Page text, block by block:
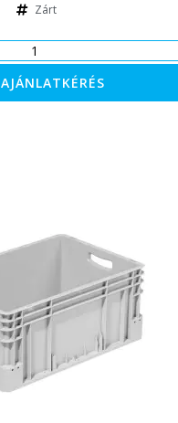
Zárt
AJÁNLATKÉRÉS